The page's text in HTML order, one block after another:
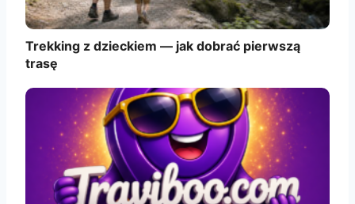
Trekking z dzieckiem — jak dobrać pierwszą
trasę